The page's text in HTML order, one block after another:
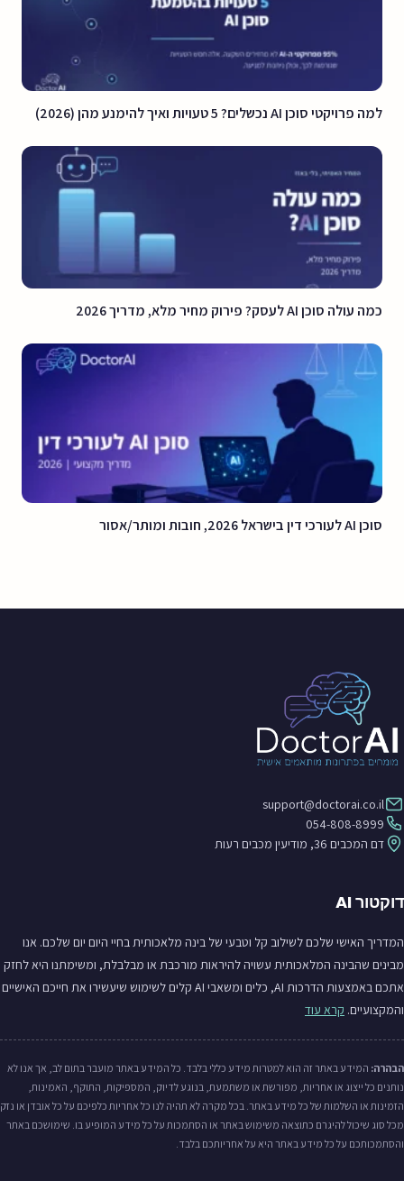
למה פרויקטי סוכן AI נכשלים? 5 טעויות ואיך להימנע מהן (2026)
כמה עולה סוכן AI לעסק? פירוק מחיר מלא, מדריך 2026
סוכן AI לעורכי דין בישראל 2026, חובות ומותר/אסור
support@doctorai.co.il
054-808-8999
דם המכבים 36, מודיעין מכבים רעות
דוקטור AI
המדריך האישי שלכם לשילוב קל וטבעי של בינה מלאכותית בחיי היום יום שלכם. אנו
מבינים שהבינה המלאכותית עשויה להיראות מורכבת או מבלבלת, ומשימתנו היא לחזק
אתכם באמצעות הדרכות AI, כלים ומשאבי AI קלים לשימוש שיעשירו את חייכם האישיים
והמקצועיים. קרא עוד
הבהרה: המידע באתר זה הוא למטרות מידע כללי בלבד. כל המידע באתר מועבר בתום לב, אך אנו לא
נותנים כל ייצוג או אחריות, מפורשת או משתמעת, בנוגע לדיוק, המספיקות, התוקף, האמינות,
הזמינות או השלמות של כל מידע באתר. בכל מקרה לא תהיה לנו כל אחריות כלפיכם על כל אובדן או נזק
מכל סוג שיכול להיגרם כתוצאה משימוש באתר או הסתמכות על כל מידע המופיע בו. שימושכם באתר
והסתמכותכם על כל מידע באתר היא על אחריותכם בלבד.